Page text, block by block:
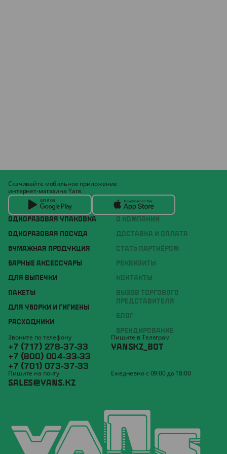
ОДНОРАЗОВАЯ УПАКОВКА
ОДНОРАЗОВАЯ ПОСУДА
БУМАЖНАЯ ПРОДУКЦИЯ
БАРНЫЕ АКСЕССУАРЫ
ДЛЯ ВЫПЕЧКИ
ПАКЕТЫ
ДЛЯ УБОРКИ И ГИГИЕНЫ
РАСХОДНИКИ
О КОМПАНИИ
ДОСТАВКА И ОПЛАТА
СТАТЬ ПАРТНЁРОМ
РЕКВИЗИТЫ
КОНТАКТЫ
ВЫЗОВ ТОРГОВОГО
ПРЕДСТАВИТЕЛЯ
БЛОГ
БРЕНДИРОВАНИЕ
Скачивайте мобильное приложение
интернет-магазина Yans
Звоните по телефону
+7 (717) 278-37-33
+7 (800) 004-33-33
+7 (701) 073-37-33
Пишите в Телеграм
YANSKZ_BOT
Пишите на почту
SALES@YANS.KZ
Ежедневно с 09:00 до 18:00